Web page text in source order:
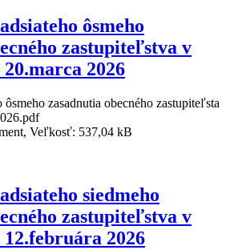
ôsmeho
zastupiteľstva v
2026
zasadnutia obecného zastupiteľsta
Veľkosť: 537,04 kB
siedmeho
zastupiteľstva v
2026